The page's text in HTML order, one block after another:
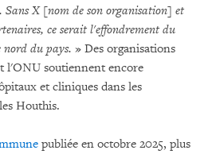
X [nom de son organisation] et
ce serait l'effondrement du
nord du pays. » Des organisations
l'ONU soutiennent encore
et cliniques dans les
Houthis.
publiée en octobre 2025, plus